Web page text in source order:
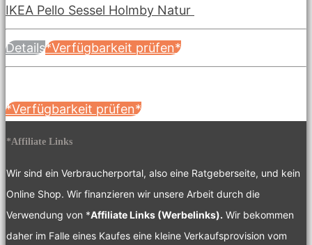
IKEA Pello Sessel Holmby Natur
Details*Verfügbarkeit prüfen*
*Verfügbarkeit prüfen*
*Affiliate Links
Wir sind ein Verbraucherportal, also eine Ratgeberseite, und kein
Online Shop. Wir finanzieren wir unsere Arbeit durch die
Verwendung von *Affiliate Links (Werbelinks). Wir bekommen
daher im Falle eines Kaufes eine kleine Verkaufsprovision vom